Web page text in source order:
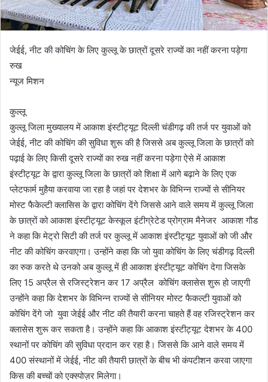
जेईई, नीट की कोचिंग के लिए कुल्लू के छात्रों दूसरे राज्यों का नहीं करना पड़ेगा
रुख
न्यूज मिशन
कुल्लू
कुल्लू जिला मुख्यालय में आकाश इंस्टीट्यूट दिल्ली चंडीगढ़ की तर्ज पर युवाओं को
जेईई, नीट की कोचिंग की सुविधा शुरू की है जिससे अब कुल्लू जिला के छात्रों को
पढ़ाई के लिए किसी दूसरे राज्यों का रुख नहीं करना पड़ेगा ऐसे में आकाश
इंस्टीट्यूट के द्वारा कुल्लू जिला के छात्रों को शिक्षा में आगे बढ़ाने के लिए एक
प्लेटफार्म मुहैया करवाया जा रहा है जहां पर देशभर के विभिन्न राज्यों से सीनियर
मोस्ट फैकेल्टी क्लासिस के द्वारा कोचिंग देंगे जिससे आने वाले समय में कुल्लू जिला
के छात्रों को आकाश इंस्टीट्यूट केस्कूल इंटीग्रेटेड प्रोग्राम मैनेजर आकाश गौड
ने कहा कि मेट्रो सिटी की तर्ज पर कुल्लू में आकाश इंस्टीट्यूट युवाओं को जी और
नीट की कोचिंग करवाएगा। उन्होंने कहा कि जो युवा कोचिंग के लिए चंडीगढ़ दिल्ली
का रुक करते थे उनको अब कुल्लू में ही आकाश इंस्टीट्यूट कोचिंग देगा जिसके
लिए 15 अप्रैल से रजिस्ट्रेशन कर 17 अप्रैल कोचिंग क्लासेस शुरू हो जाएगी
उन्होंने कहा कि देशभर के विभिन्न राज्यों से सीनियर मोस्ट फैकल्टी युवाओं को
कोचिंग देंगे जो युवा जेईई और नीट की तैयारी करना चाहते हैं वह रजिस्ट्रेशन कर
क्लासेस शुरू कर सकता है। उन्होंने कहा कि आकाश इंस्टीट्यूट देशभर के 400
स्थानों पर कोचिंग की सुविधा प्रदान कर रहा है। जिससे कि आने वाले समय में
400 संस्थानों में जेईई, नीट की तैयारी छात्रों के बीच भी कंपटीशन करवा जाएगा
किस की बच्चों को एक्स्पोज़र मिलेगा।